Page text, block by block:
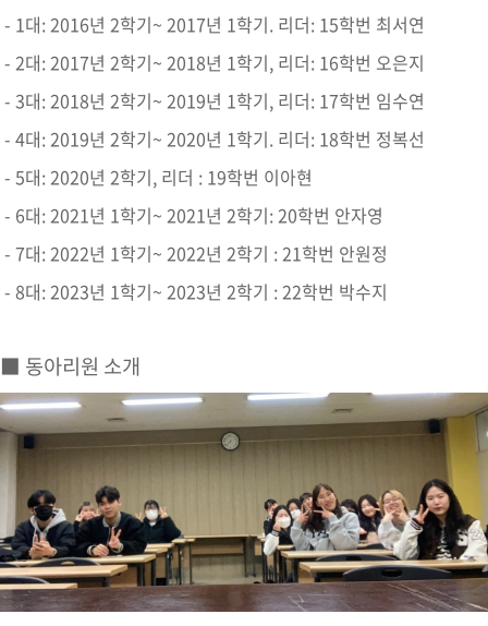
- 1대: 2016년 2학기~ 2017년 1학기. 리더: 15학번 최서연
- 2대: 2017년 2학기~ 2018년 1학기, 리더: 16학번 오은지
- 3대: 2018년 2학기~ 2019년 1학기, 리더: 17학번 임수연
- 4대: 2019년 2학기~ 2020년 1학기. 리더: 18학번 정복선
- 5대: 2020년 2학기, 리더 : 19학번 이아현
- 6대: 2021년 1학기~ 2021년 2학기: 20학번 안자영
- 7대: 2022년 1학기~ 2022년 2학기 : 21학번 안원정
- 8대: 2023년 1학기~ 2023년 2학기 : 22학번 박수지
■ 동아리원 소개